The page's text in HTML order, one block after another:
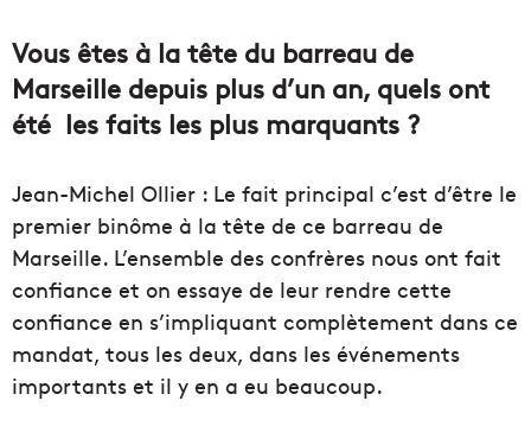
Vous êtes à la tête du barreau de
Marseille depuis plus d’un an, quels ont
été les faits les plus marquants ?
Jean-Michel Ollier : Le fait principal c’est d’être le
premier binôme à la tête de ce barreau de
Marseille. L’ensemble des confrères nous ont fait
confiance et on essaye de leur rendre cette
confiance en s’impliquant complètement dans ce
mandat, tous les deux, dans les événements
importants et il y en a eu beaucoup.